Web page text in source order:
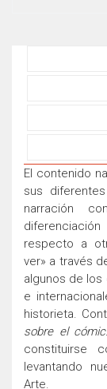
El contenido
sus
narración
respecto a
ver» a través
algunos de
e
historieta.
sobre el
constituirse
levantando
Arte.